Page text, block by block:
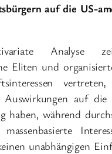
auf die US-
Analyse
Eliten und
vertreten,
Auswirkungen auf
haben, während
unabhängigen